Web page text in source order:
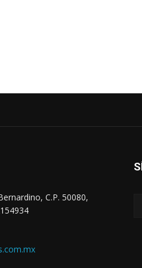
C.P. 50080,